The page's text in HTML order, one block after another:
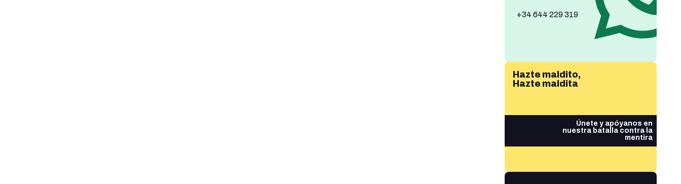
+34 644 229 319
Hazte maldito,
Hazte maldita
Únete y apóyanos en
nuestra batalla contra la
mentira